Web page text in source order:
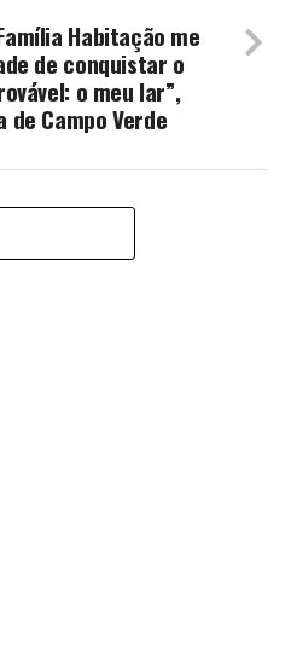
Habitação me
de conquistar o
o meu lar”,
Campo Verde